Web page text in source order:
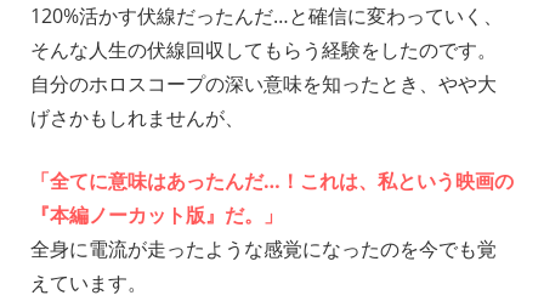
120%活かす伏線だったんだ…と確信に変わっていく、
そんな人生の伏線回収してもらう経験をしたのです。
自分のホロスコープの深い意味を知ったとき、やや大
げさかもしれませんが、
「全てに意味はあったんだ…！これは、私という映画の
『本編ノーカット版』だ。」
全身に電流が走ったような感覚になったのを今でも覚
えています。